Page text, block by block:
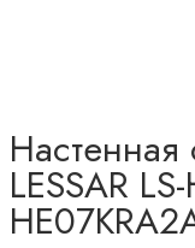
Настенная
LESSAR